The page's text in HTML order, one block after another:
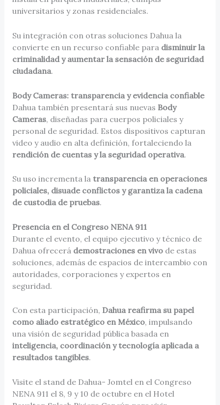
universitarios y zonas residenciales.
Su integración con otras soluciones Dahua la
convierte en un recurso confiable para disminuir la
criminalidad y aumentar la sensación de seguridad
ciudadana.
Body Cameras: transparencia y evidencia confiable
Dahua también presentará sus nuevas Body
Cameras, diseñadas para cuerpos policiales y
personal de seguridad. Estos dispositivos capturan
video y audio en alta definición, fortaleciendo la
rendición de cuentas y la seguridad operativa.
Su uso incrementa la transparencia en operaciones
policiales, disuade conflictos y garantiza la cadena
de custodia de pruebas.
Presencia en el Congreso NENA 911
Durante el evento, el equipo ejecutivo y técnico de
Dahua ofrecerá demostraciones en vivode estas
soluciones, además de espacios de intercambio con
autoridades, corporaciones y expertos en
seguridad.
Con esta participación, Dahua reafirma su papel
como aliado estratégico en México, impulsando
una visión de seguridad pública basada en
inteligencia, coordinación y tecnología aplicada a
resultados tangibles.
Visite el stand de Dahua- Jomtel en el Congreso
NENA 911 el 8, 9 y 10 de octubre en el Hotel